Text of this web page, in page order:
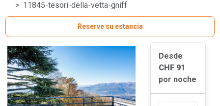
11845-tesori-della-vetta-gniff
Reserve su estancia
Desde
CHF 91
por noche